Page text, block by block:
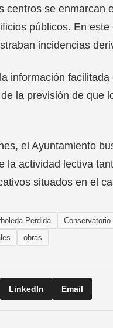
centros se enmarcan
públicos. En
incidencias
información
la previsión de que
el Ayuntamiento
la actividad lectiva
situados en el
Perdida
obras
LinkedIn Email